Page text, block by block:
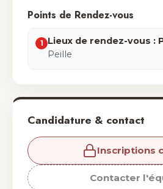
Points de Rendez-vous
1 Lieux de rendez-vous :
Peille
Candidature & contact
Inscriptions
Contacter